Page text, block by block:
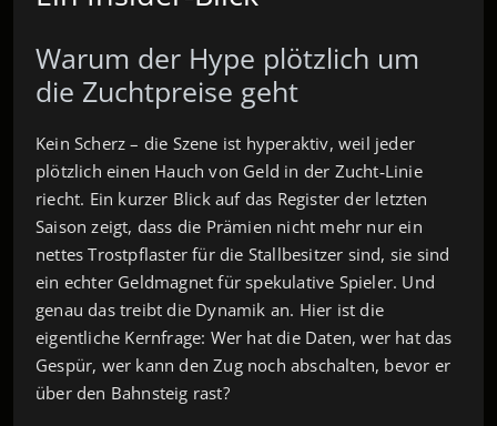
Warum der Hype plötzlich um
die Zuchtpreise geht
Kein Scherz – die Szene ist hyperaktiv, weil jeder
plötzlich einen Hauch von Geld in der Zucht‑Linie
riecht. Ein kurzer Blick auf das Register der letzten
Saison zeigt, dass die Prämien nicht mehr nur ein
nettes Trostpflaster für die Stallbesitzer sind, sie sind
ein echter Geldmagnet für spekulative Spieler. Und
genau das treibt die Dynamik an. Hier ist die
eigentliche Kernfrage: Wer hat die Daten, wer hat das
Gespür, wer kann den Zug noch abschalten, bevor er
über den Bahnsteig rast?